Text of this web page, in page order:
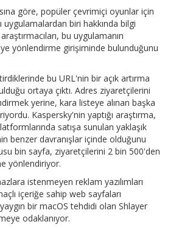
göre, popüler çevrimiçi oyunlar için
uygulamalardan biri hakkında bilgi
bu uygulamanın
yönlendirme girişiminde bulunduğunu
bu URL'nin bir açık artırma
ortaya çıktı. Adres ziyaretçilerini
yerine, kara listeye alınan başka
Kaspersky'nin yaptığı araştırma,
satışa sunulan yaklaşık
benzer davranışlar içinde olduğunu
bin sayfa, ziyaretçilerini 2 bin 500'den
yönlendiriyor.
istenmeyen reklam yazılımları
içeriğe sahip web sayfaları
bir macOS tehdidi olan Shlayer
odaklanıyor.